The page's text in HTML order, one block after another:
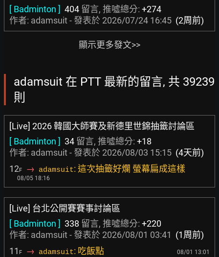
[ Badminton ] 404 留言, 推噓總分: +274
作者: adamsuit - 發表於 2026/07/24 16:45 (2周前)
顯示更多發文>>
adamsuit 在 PTT 最新的留言, 共 39239
則
[Live] 2026 韓國大師賽及新德里世錦抽籤討論區
[ Badminton ] 34 留言, 推噓總分: +18
作者: adamsuit - 發表於 2026/08/03 15:15 (4天前)
12F → adamsuit: 這次抽籤好爛 螢幕扁成這樣
08/05 18:16
[Live] 台北公開賽賽事討論區
[ Badminton ] 338 留言, 推噓總分: +220
作者: adamsuit - 發表於 2026/08/01 03:41 (1周前)
11 F → adamsuit: 吃飯點 08/01 13:01